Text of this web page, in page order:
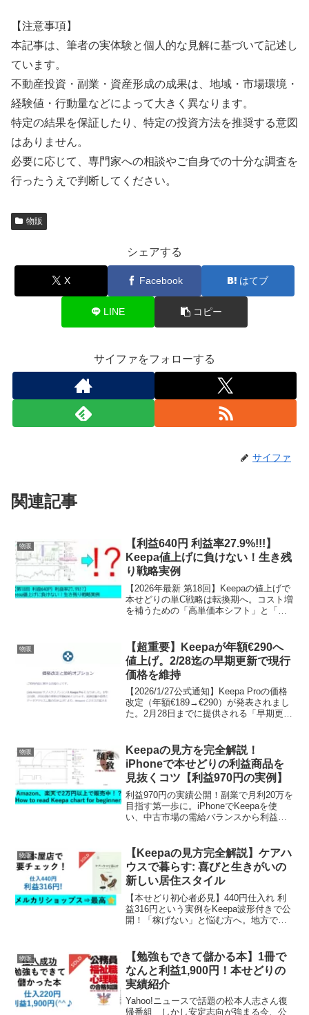
【注意事項】
本記事は、筆者の実体験と個人的な見解に基づいて記述し
ています。
不動産投資・副業・資産形成の成果は、地域・市場環境・
経験値・行動量などによって大きく異なります。
特定の結果を保証したり、特定の投資方法を推奨する意図
はありません。
必要に応じて、専門家への相談やご自身での十分な調査を
行ったうえで判断してください。
物販
シェアする
X Facebook はてブ
LINE コピー
サイファをフォローする
サイファ
関連記事
物販
【利益640円 利益率27.9%!!!】
Keepa値上げに負けない！生き残
り戦略実例
【2026年最新 第18回】Keepaの値上げで
本せどりの単C戦略は転換期へ。コスト増
を補うための「高単価本シフト」と「在
の整え方までの生存戦略を全て公開しま
す。
物販
【超重要】Keepaが年額€290へ
値上げ。2/28迄の早期更新で現行
価格を維持
【2026/1/27公式通知】Keepa Proの価格
改定（年額€189→€290）が発表されまし
た。2月28日までに提供される「早期更新
年からの継続ユーザーが詳しく解説しま
す。
物販
Keepaの見方を完全解説！
iPhoneで本せどりの利益商品を
見抜くコツ【利益970円の実例】
利益970円の実績公開！副業で月利20万を
目指す第一歩に。iPhoneでKeepaを使
い、中古市場の需給バランスから利益商
キング波形の読み方を伝授。物販全般に
応用できる戦略が学べます。
物販
【Keepaの見方完全解説】ケアハ
ウスで暮らす: 喜びと生きがいの
新しい居住スタイル
【本せどり初心者必見】440円仕入れ 利
益316円という実例をKeepa波形付きで公
開！「稼げない」と悩む方へ。地方でも
ます。是非チェックしてみてください⭐
物販
【勉強もできて儲かる本】1冊で
なんと利益1,900円！本せどりの
実績紹介
Yahoo!ニュースで話題の松本人志さん復
帰番組 しかし安定志向が強まる今、公